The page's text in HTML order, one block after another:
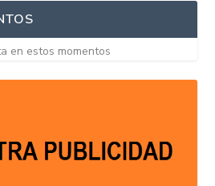
en estos momentos